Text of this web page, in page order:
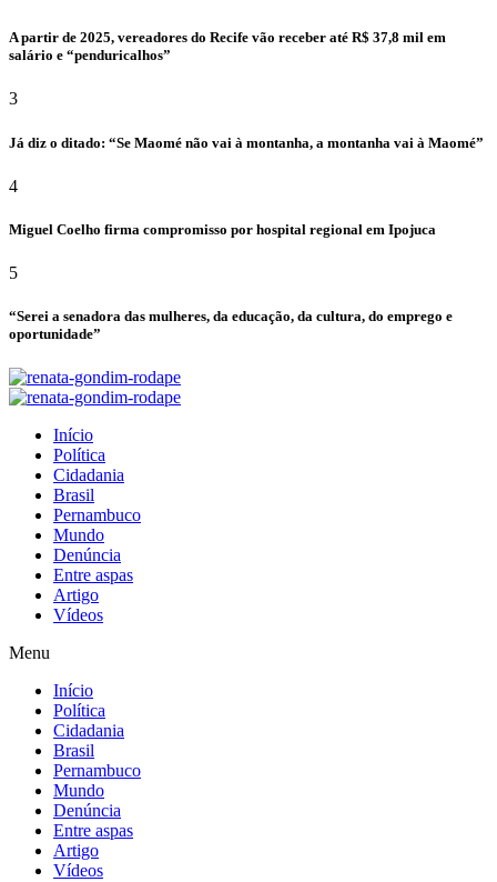
A partir de 2025, vereadores do Recife vão receber até R$ 37,8 mil em
salário e “penduricalhos”
3
Já diz o ditado: “Se Maomé não vai à montanha, a montanha vai à Maomé”
4
Miguel Coelho firma compromisso por hospital regional em Ipojuca
5
“Serei a senadora das mulheres, da educação, da cultura, do emprego e
oportunidade”
Início
Política
Cidadania
Brasil
Pernambuco
Mundo
Denúncia
Entre aspas
Artigo
Vídeos
Menu
Início
Política
Cidadania
Brasil
Pernambuco
Mundo
Denúncia
Entre aspas
Artigo
Vídeos